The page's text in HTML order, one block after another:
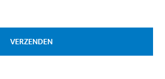
VERZENDEN